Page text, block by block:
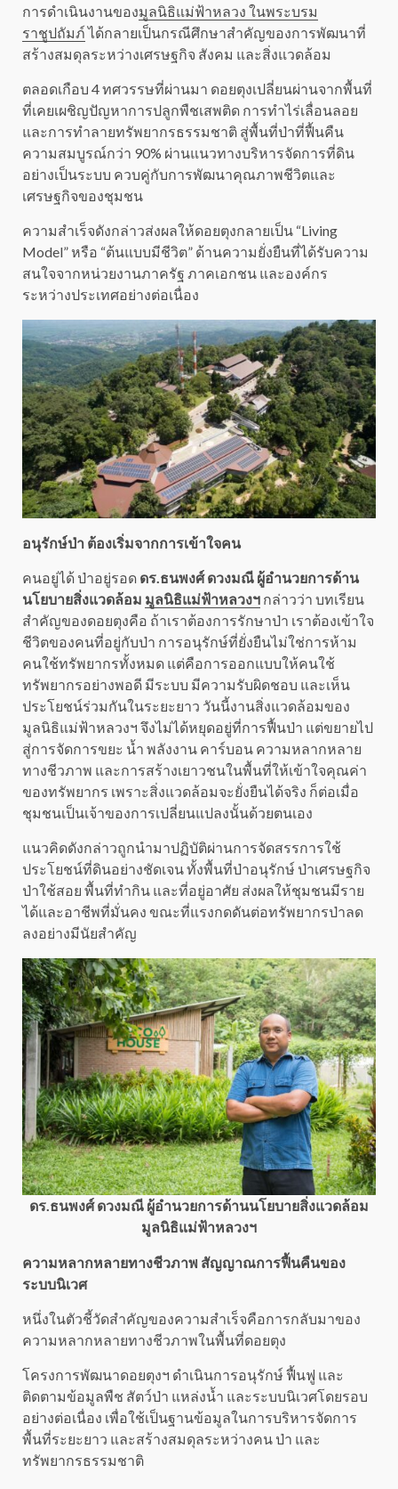
การดำเนินงานของมูลนิธิแม่ฟ้าหลวง ในพระบรม
ราชูปถัมภ์ได้กลายเป็นกรณีศึกษาสำคัญของการพัฒนาที่
สร้างสมดุลระหว่างเศรษฐกิจ สังคม และสิ่งแวดล้อม
ตลอดเกือบ 4 ทศวรรษที่ผ่านมา ดอยตุงเปลี่ยนผ่านจากพื้นที่
ที่เคยเผชิญปัญหาการปลูกพืชเสพติด การทำไร่เลื่อนลอย
และการทำลายทรัพยากรธรรมชาติ สู่พื้นที่ป่าที่ฟื้นคืน
ความสมบูรณ์กว่า 90% ผ่านแนวทางบริหารจัดการที่ดิน
อย่างเป็นระบบ ควบคู่กับการพัฒนาคุณภาพชีวิตและ
เศรษฐกิจของชุมชน
ความสำเร็จดังกล่าวส่งผลให้ดอยตุงกลายเป็น “Living
Model” หรือ “ต้นแบบมีชีวิต” ด้านความยั่งยืนที่ได้รับความ
สนใจจากหน่วยงานภาครัฐ ภาคเอกชน และองค์กร
ระหว่างประเทศอย่างต่อเนื่อง
อนุรักษ์ป่า ต้องเริ่มจากการเข้าใจคน
คนอยู่ได้ ป่าอยู่รอด ดร.ธนพงศ์ ดวงมณี ผู้อำนวยการด้าน
นโยบายสิ่งแวดล้อม มูลนิธิแม่ฟ้าหลวงฯ กล่าวว่า บทเรียน
สำคัญของดอยตุงคือ ถ้าเราต้องการรักษาป่า เราต้องเข้าใจ
ชีวิตของคนที่อยู่กับป่า การอนุรักษ์ที่ยั่งยืนไม่ใช่การห้าม
คนใช้ทรัพยากรทั้งหมด แต่คือการออกแบบให้คนใช้
ทรัพยากรอย่างพอดี มีระบบ มีความรับผิดชอบ และเห็น
ประโยชน์ร่วมกันในระยะยาว วันนี้งานสิ่งแวดล้อมของ
มูลนิธิแม่ฟ้าหลวงฯ จึงไม่ได้หยุดอยู่ที่การฟื้นป่า แต่ขยายไป
สู่การจัดการขยะ น้ำ พลังงาน คาร์บอน ความหลากหลาย
ทางชีวภาพ และการสร้างเยาวชนในพื้นที่ให้เข้าใจคุณค่า
ของทรัพยากร เพราะสิ่งแวดล้อมจะยั่งยืนได้จริง ก็ต่อเมื่อ
ชุมชนเป็นเจ้าของการเปลี่ยนแปลงนั้นด้วยตนเอง
แนวคิดดังกล่าวถูกนำมาปฏิบัติผ่านการจัดสรรการใช้
ประโยชน์ที่ดินอย่างชัดเจน ทั้งพื้นที่ป่าอนุรักษ์ ป่าเศรษฐกิจ
ป่าใช้สอย พื้นที่ทำกิน และที่อยู่อาศัย ส่งผลให้ชุมชนมีราย
ได้และอาชีพที่มั่นคง ขณะที่แรงกดดันต่อทรัพยากรป่าลด
ลงอย่างมีนัยสำคัญ
ดร.ธนพงศ์ ดวงมณี ผู้อำนวยการด้านนโยบายสิ่งแวดล้อม
มูลนิธิแม่ฟ้าหลวงฯ
ความหลากหลายทางชีวภาพ สัญญาณการฟื้นคืนของ
ระบบนิเวศ
หนึ่งในตัวชี้วัดสำคัญของความสำเร็จคือการกลับมาของ
ความหลากหลายทางชีวภาพในพื้นที่ดอยตุง
โครงการพัฒนาดอยตุงฯ ดำเนินการอนุรักษ์ ฟื้นฟู และ
ติดตามข้อมูลพืช สัตว์ป่า แหล่งน้ำ และระบบนิเวศโดยรอบ
อย่างต่อเนื่อง เพื่อใช้เป็นฐานข้อมูลในการบริหารจัดการ
พื้นที่ระยะยาว และสร้างสมดุลระหว่างคน ป่า และ
ทรัพยากรธรรมชาติ